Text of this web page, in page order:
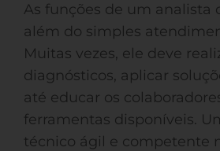
As funções de um analista
além do simples
Muitas vezes, ele deve
diagnósticos, aplicar
até educar os
ferramentas disponíveis.
técnico ágil e competente